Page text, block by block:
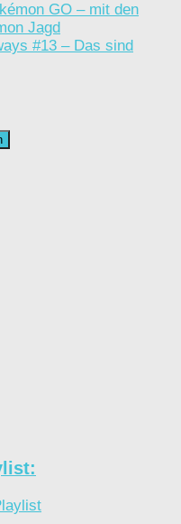
GO – mit den
Jagd
#13 – Das sind